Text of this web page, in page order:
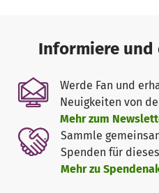
regelmäßiger möglich sein
Behandlungsplatz bei
sinken. Wir intensivieren im
Sensibilisierung von
Psychotherapeut:innen für
die außerhalb unseres
Behandlungsangebote zu
Insgesamt sollen so neue
um Geflüchteten
Informiere und
Werde Fan und
Neuigkeiten von
Mehr zum
Sammle
Spenden für
Mehr zu